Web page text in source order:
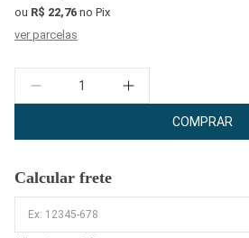
ou R$ 22,76 no Pix
ver parcelas
Quantidade
COMPRAR
Calcular frete